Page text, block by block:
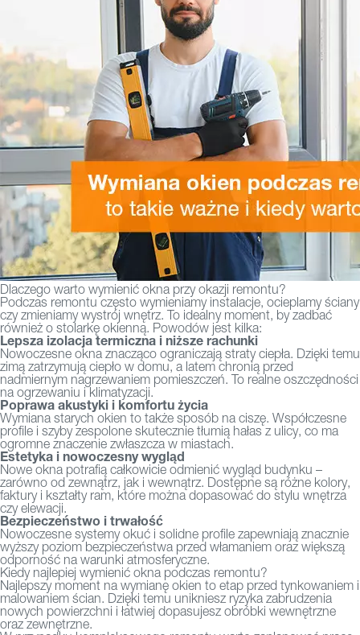
Dlaczego warto wymienić okna przy okazji remontu?
Podczas remontu często wymieniamy instalacje, ocieplamy ściany
czy zmieniamy wystrój wnętrz. To idealny moment, by zadbać
również o stolarkę okienną. Powodów jest kilka:
Lepsza izolacja termiczna i niższe rachunki
Nowoczesne okna znacząco ograniczają straty ciepła. Dzięki temu
zimą zatrzymują ciepło w domu, a latem chronią przed
nadmiernym nagrzewaniem pomieszczeń. To realne oszczędności
na ogrzewaniu i klimatyzacji.
Poprawa akustyki i komfortu życia
Wymiana starych okien to także sposób na ciszę. Współczesne
profile i szyby zespolone skutecznie tłumią hałas z ulicy, co ma
ogromne znaczenie zwłaszcza w miastach.
Estetyka i nowoczesny wygląd
Nowe okna potrafią całkowicie odmienić wygląd budynku –
zarówno od zewnątrz, jak i wewnątrz. Dostępne są różne kolory,
faktury i kształty ram, które można dopasować do stylu wnętrza
czy elewacji.
Bezpieczeństwo i trwałość
Nowoczesne systemy okuć i solidne profile zapewniają znacznie
wyższy poziom bezpieczeństwa przed włamaniem oraz większą
odporność na warunki atmosferyczne.
Kiedy najlepiej wymienić okna podczas remontu?
Najlepszy moment na wymianę okien to etap przed tynkowaniem i
malowaniem ścian. Dzięki temu unikniesz ryzyka zabrudzenia
nowych powierzchni i łatwiej dopasujesz obróbki wewnętrzne
oraz zewnętrzne.